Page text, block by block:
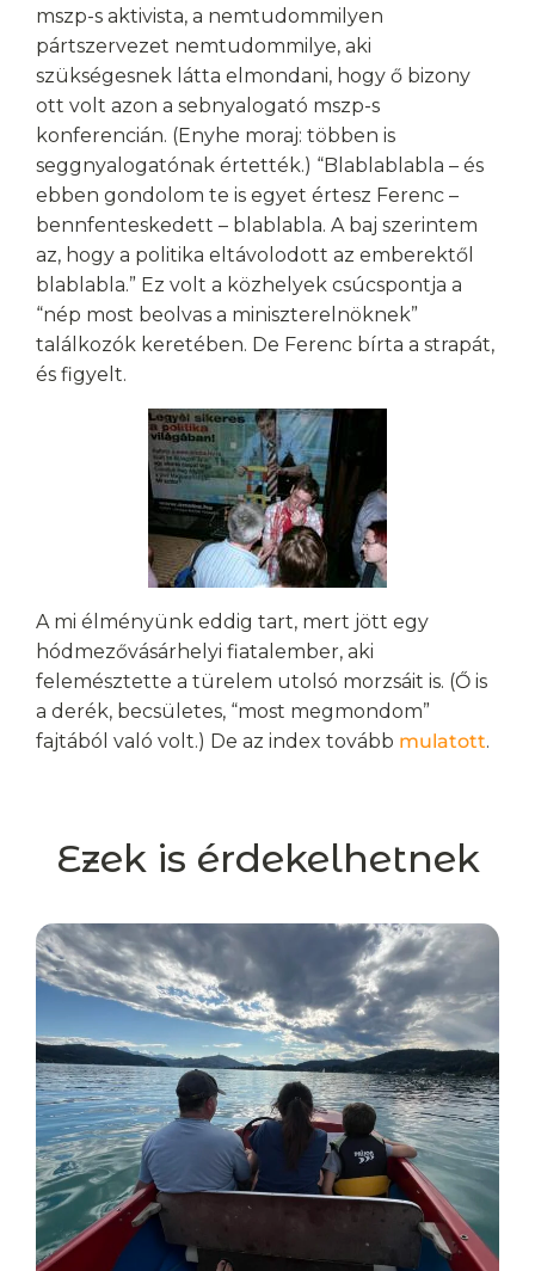
mszp-s aktivista, a nemtudommilyen
pártszervezet nemtudommilye, aki
szükségesnek látta elmondani, hogy ő bizony
ott volt azon a sebnyalogató mszp-s
konferencián. (Enyhe moraj: többen is
seggnyalogatónak értették.) “Blablablabla – és
ebben gondolom te is egyet értesz Ferenc –
bennfenteskedett – blablabla. A baj szerintem
az, hogy a politika eltávolodott az emberektől
blablabla.” Ez volt a közhelyek csúcspontja a
“nép most beolvas a miniszterelnöknek”
találkozók keretében. De Ferenc bírta a strapát,
és figyelt.
A mi élményünk eddig tart, mert jött egy
hódmezővásárhelyi fiatalember, aki
felemésztette a türelem utolsó morzsáit is. (Ő is
a derék, becsületes, “most megmondom”
fajtából való volt.) De az index tovább mulatott.
Ezek is érdekelhetnek